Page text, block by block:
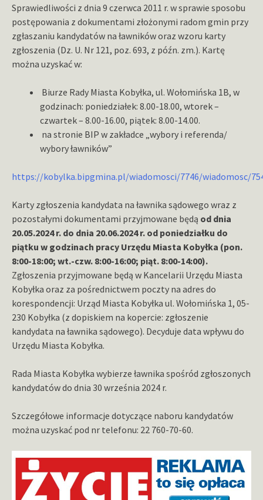
Sprawiedliwości z dnia 9 czerwca 2011 r. w sprawie sposobu
postępowania z dokumentami złożonymi radom gmin przy
zgłaszaniu kandydatów na ławników oraz wzoru karty
zgłoszenia (Dz. U. Nr 121, poz. 693, z późn. zm.). Kartę
można uzyskać w:
Biurze Rady Miasta Kobyłka, ul. Wołomińska 1B, w
godzinach: poniedziałek: 8.00-18.00, wtorek –
czwartek – 8.00-16.00, piątek: 8.00-14.00.
na stronie BIP w zakładce „wybory i referenda/
wybory ławników”
https://kobylka.bipgmina.pl/wiadomosci/7746/wiadomosc/
Karty zgłoszenia kandydata na ławnika sądowego wraz z
pozostałymi dokumentami przyjmowane będą od dnia
20.05.2024 r. do dnia 20.06.2024 r. od poniedziałku do
piątku w godzinach pracy Urzędu Miasta Kobyłka (pon.
8:00-18:00; wt.-czw. 8:00-16:00; piąt. 8:00-14:00).
Zgłoszenia przyjmowane będą w Kancelarii Urzędu Miasta
Kobyłka oraz za pośrednictwem poczty na adres do
korespondencji: Urząd Miasta Kobyłka ul. Wołomińska 1, 05-
230 Kobyłka (z dopiskiem na kopercie: zgłoszenie
kandydata na ławnika sądowego). Decyduje data wpływu do
Urzędu Miasta Kobyłka.
Rada Miasta Kobyłka wybierze ławnika spośród zgłoszonych
kandydatów do dnia 30 września 2024 r.
Szczegółowe informacje dotyczące naboru kandydatów
można uzyskać pod nr telefonu: 22 760-70-60.